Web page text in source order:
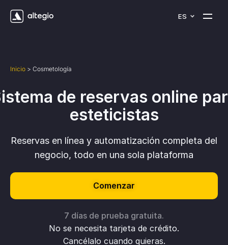
ES
Inicio > Cosmetología
de reservas online
esteticistas
Reservas en línea y automatización completa del
negocio, todo en una sola plataforma
Comenzar
7 días de prueba gratuita.
No se necesita tarjeta de crédito.
Cancélalo cuando quieras.